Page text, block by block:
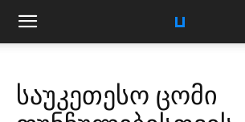
საუკეთესო ცომი